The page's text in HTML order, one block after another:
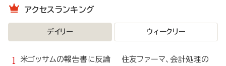
アクセスランキング
デイリー ウィークリー
米ゴッサムの報告書に反論 住友ファーマ、会計処理の